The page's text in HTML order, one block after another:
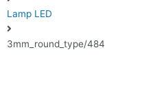
Lamp LED
3mm_round_type/484